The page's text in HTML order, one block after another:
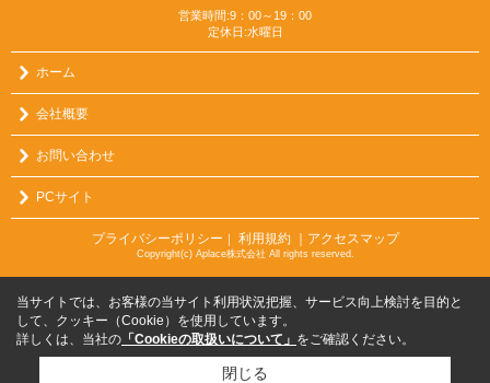
営業時間:9：00～19：00
定休日:水曜日
ホーム
会社概要
お問い合わせ
PCサイト
プライバシーポリシー ｜ 利用規約 ｜アクセスマップ
Copyright(c) Aplace株式会社 All rights reserved.
当サイトでは、お客様の当サイト利用状況把握、サービス向上検討を目的と
して、クッキー（Cookie）を使用しています。
詳しくは、当社の 「Cookieの取扱いについて」 をご確認ください。
閉じる